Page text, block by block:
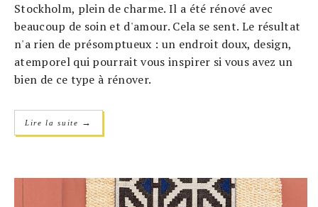
Stockholm, plein de charme. Il a été rénové avec
beaucoup de soin et d'amour. Cela se sent. Le résultat
n'a rien de présomptueux : un endroit doux, design,
atemporel qui pourrait vous inspirer si vous avez un
bien de ce type à rénover.
Lire la suite →